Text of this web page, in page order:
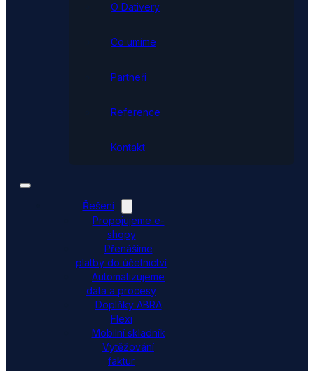
O Dativery
Co umíme
Partneři
Reference
Kontakt
Řešení
Propojujeme e-
shopy
Přenášíme
platby do účetnictví
Automatizujeme
data a procesy
Doplňky ABRA
Flexi
Mobilní skladník
Vytěžování
faktur